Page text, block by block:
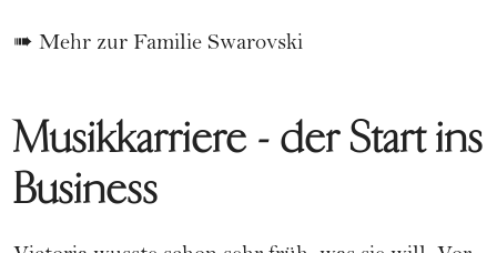
➠ Mehr zur Familie Swarovski
Musikkarriere - der Start ins
Business